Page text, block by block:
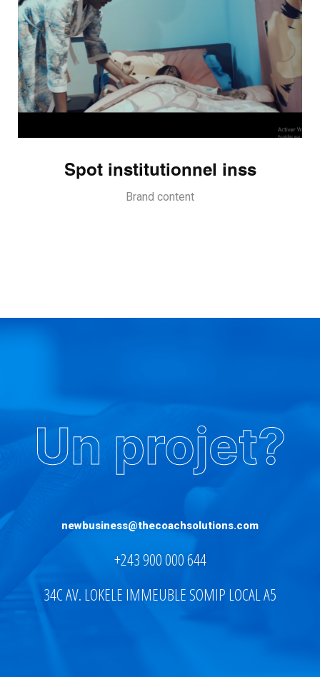
Spot institutionnel inss
Brand content
Un projet?
newbusiness@thecoachsolutions.com
+243 900 000 644
34C AV. LOKELE IMMEUBLE SOMIP LOCAL A5